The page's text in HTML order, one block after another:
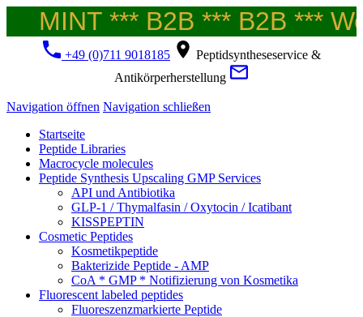
MINT *** B2B *** B2B ***
+49 (0)711 9018185
Peptidsyntheseservice &
Antikörperherstellung
Navigation öffnen Navigation schließen
Startseite
Peptide Libraries
Macrocycle molecules
Peptide Synthesis Upscaling GMP Services
API und Antibiotika
GLP-1 / Thymalfasin / Oxytocin / Icatibant
KISSPEPTIN
Cosmetic Peptides
Kosmetikpeptide
Bakterizide Peptide - AMP
CoA * GMP * Notifizierung von Kosmetika
Fluorescent labeled peptides
Fluoreszenzmarkierte Peptide